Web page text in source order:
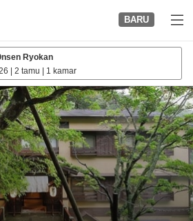
BARU
Ryokan
2 tamu 1 kamar